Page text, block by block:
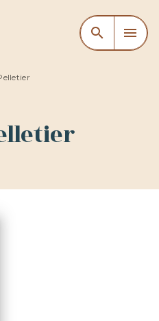
CONTENU
search menu